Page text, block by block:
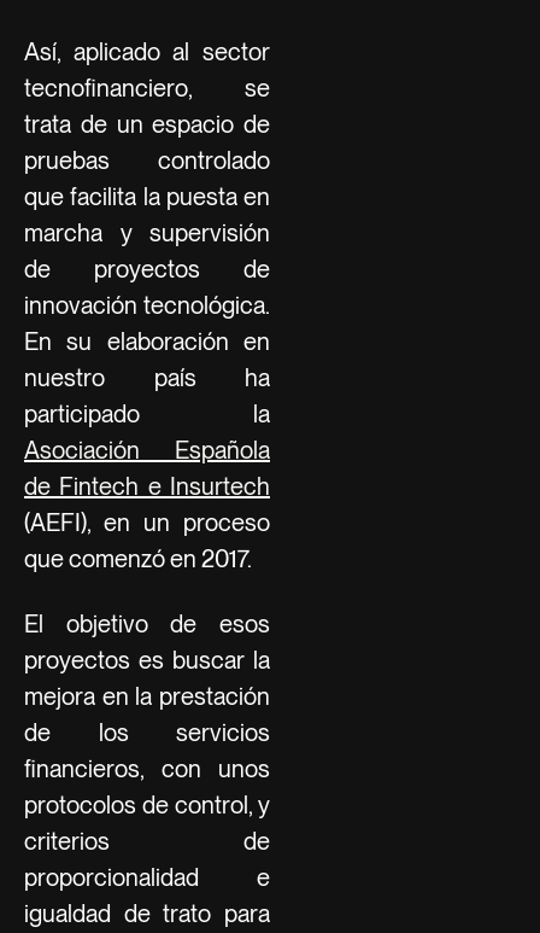
Así, aplicado al sector
tecnofinanciero, se
trata de un espacio de
pruebas controlado
que facilita la puesta en
marcha y supervisión
de proyectos de
innovación tecnológica.
En su elaboración en
nuestro país ha
participado la
Asociación Española
de Fintech e Insurtech
(AEFI), en un proceso
que comenzó en 2017.
El objetivo de esos
proyectos es buscar la
mejora en la prestación
de los servicios
financieros, con unos
protocolos de control, y
criterios de
proporcionalidad e
igualdad de trato para